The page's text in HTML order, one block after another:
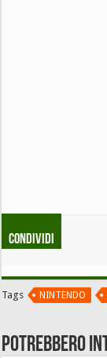
Condividi
Tags NINTENDO
Potrebbero